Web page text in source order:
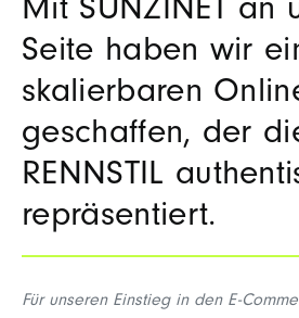
Mit SUNZINET an
Seite haben wir
skalierbaren
geschaffen, der
RENNSTIL
repräsentiert.
Für unseren Einstiegin den E-